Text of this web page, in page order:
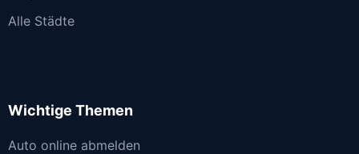
Alle Städte
Wichtige Themen
Auto online abmelden